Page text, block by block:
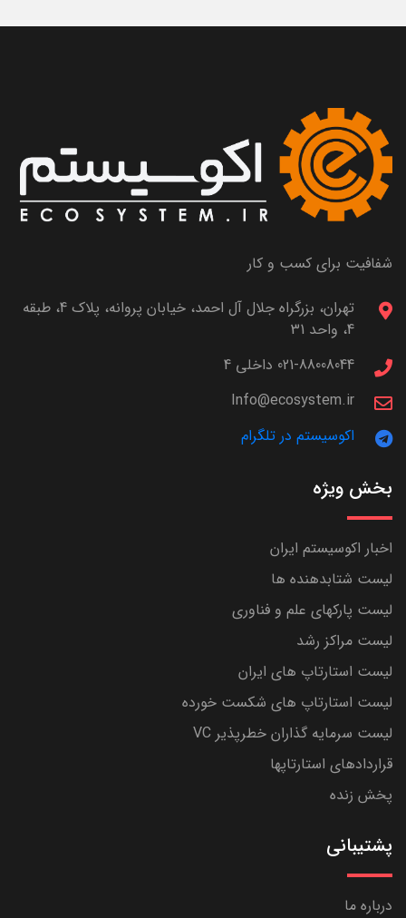
شفافیت برای کسب و کار
تهران، بزرگراه جلال آل احمد، خیابان پروانه، پلاک 4، طبقه
4، واحد 31
021-88008044 داخلی 4
Info@ecosystem.ir
اکوسیستم در تلگرام
بخش ویژه
اخبار اکوسیستم ایران
لیست شتابدهنده ها
لیست پارکهای علم و فناوری
لیست مراکز رشد
لیست استارتاپ های ایران
لیست استارتاپ های شکست خورده
لیست سرمایه گذاران خطرپذیر VC
قراردادهای استارتاپها
پخش زنده
پشتیبانی
درباره ما